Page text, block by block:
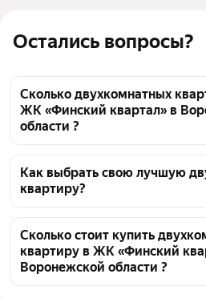
Остались вопросы?
Сколько двухкомнатных
ЖК «Финский квартал» в
области ?
«Финский квартал» в
двухкомнатных квартиры, из
Как выбрать свою лучшую
квартиру?
доме в ЖК «Финский квартал»,
тепловой картой для оценки
транспортной доступности в
Сколько стоит купить
квартиру в ЖК «Финский
Воронежской области ?